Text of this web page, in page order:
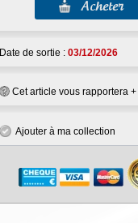
Date de sortie : 03/12/2026
Cet article vous rapportera +
Ajouter à ma collection